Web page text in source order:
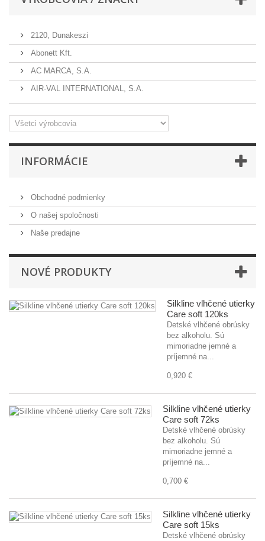
2120, Dunakeszi
Abonett Kft.
AC MARCA, S.A.
AIR-VAL INTERNATIONAL, S.A.
INFORMÁCIE
Obchodné podmienky
O našej spoločnosti
Naše predajne
NOVÉ PRODUKTY
Silkline vlhčené utierky
Care soft 120ks
Detské vlhčené obrúsky
bez alkoholu. Sú
mimoriadne jemné a
príjemné na...
0,920 €
Silkline vlhčené utierky
Care soft 72ks
Detské vlhčené obrúsky
bez alkoholu. Sú
mimoriadne jemné a
príjemné na...
0,700 €
Silkline vlhčené utierky
Care soft 15ks
Detské vlhčené obrúsky